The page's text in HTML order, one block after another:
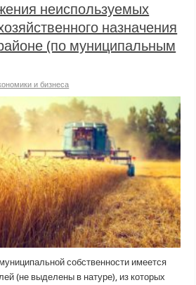
неиспользуемых
назначения
(по муниципальным
и бизнеса
собственности имеется
(не выделены в натуре), из которых